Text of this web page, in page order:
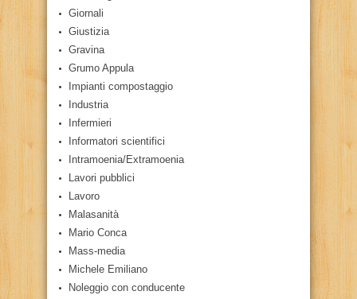
Giornali
Giustizia
Gravina
Grumo Appula
Impianti compostaggio
Industria
Infermieri
Informatori scientifici
Intramoenia/Extramoenia
Lavori pubblici
Lavoro
Malasanità
Mario Conca
Mass-media
Michele Emiliano
Noleggio con conducente